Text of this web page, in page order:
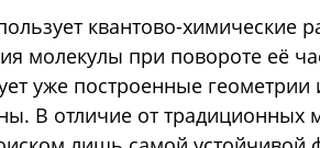
квантово-химические
молекулы при повороте её
уже построенные геометрии
В отличие от традиционных